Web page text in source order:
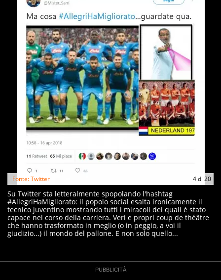
4di 20
Fonte: Twitter
Su Twitter sta letteralmente spopolando l'hashtag
#AllegriHaMigliorato: il popolo social esalta ironicamente il
tecnico juventino mostrando tutti i miracoli dei quali è stato
capace nel corso della carriera. Veri e propri coup de théâtre
che hanno trasformato in meglio (o in peggio, a voi il
giudizio...) il mondo del pallone. E non solo quello...